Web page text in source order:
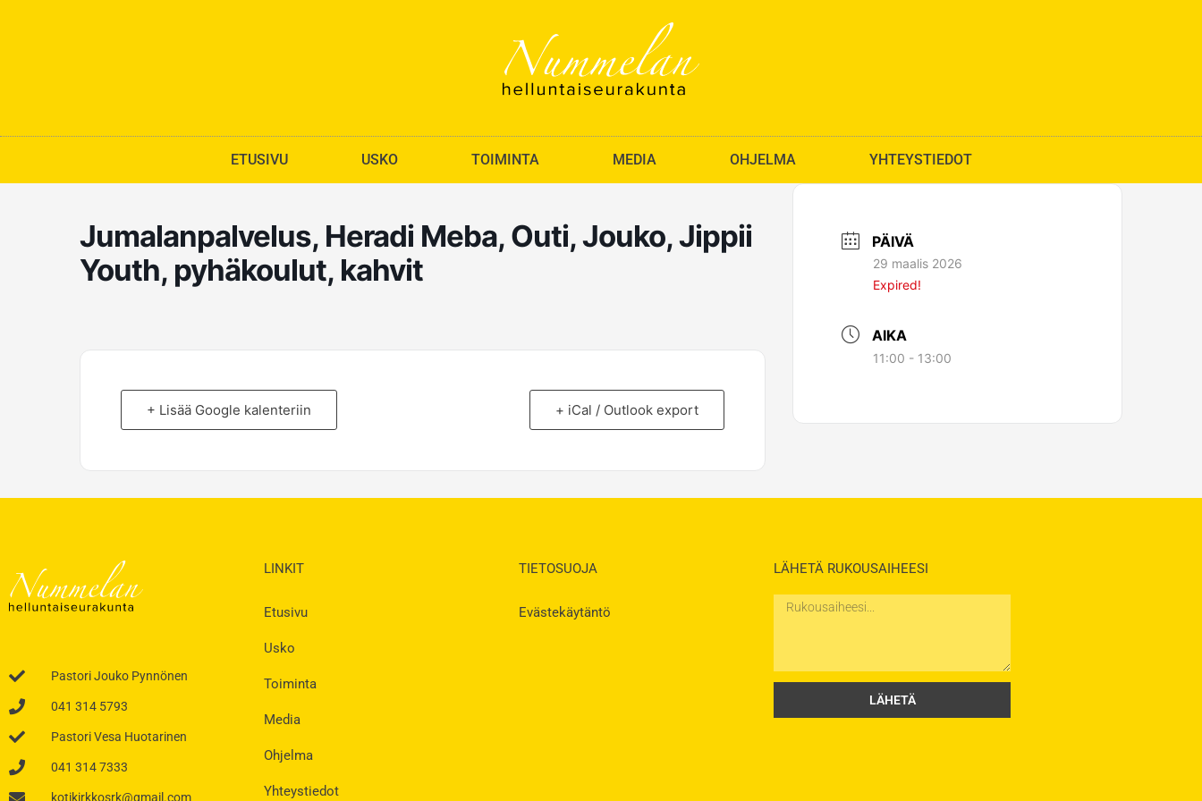
ETUSIVU USKO TOIMINTA MEDIA OHJELMA YHTEYSTIEDOT
Jumalanpalvelus, Heradi Meba, Outi, Jouko, Jippii
Youth, pyhäkoulut, kahvit
+ Lisää Google kalenteriin + iCal / Outlook export
PÄIVÄ
29 maalis 2026
Expired!
AIKA
11:00 - 13:00
Pastori Jouko Pynnönen
041 314 5793
Pastori Vesa Huotarinen
041 314 7333
kotikirkkosrk@gmail.com
LINKIT
Etusivu
Usko
Toiminta
Media
Ohjelma
Yhteystiedot
TIETOSUOJA
Evästekäytäntö
LÄHETÄ RUKOUSAIHEESI
Rukousaihe
LÄHETÄ